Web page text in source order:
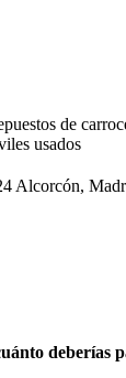
de
usados
Alcorcón,
deberías